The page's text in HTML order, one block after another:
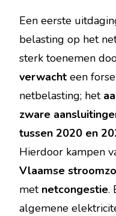
Een eerste
belasting op het
sterk toenemen
verwacht een
netbelasting; het
zware
tussen 2020 en
Hierdoor kampen
Vlaamse
met netcongestie.
algemene